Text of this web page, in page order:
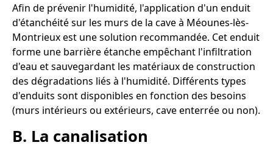
Afin de prévenir l'humidité, l'application d'un enduit
d'étanchéité sur les murs de la cave à Méounes-lès-
Montrieux est une solution recommandée. Cet enduit
forme une barrière étanche empêchant l'infiltration
d'eau et sauvegardant les matériaux de construction
des dégradations liés à l'humidité. Différents types
d'enduits sont disponibles en fonction des besoins
(murs intérieurs ou extérieurs, cave enterrée ou non).
B. La canalisation